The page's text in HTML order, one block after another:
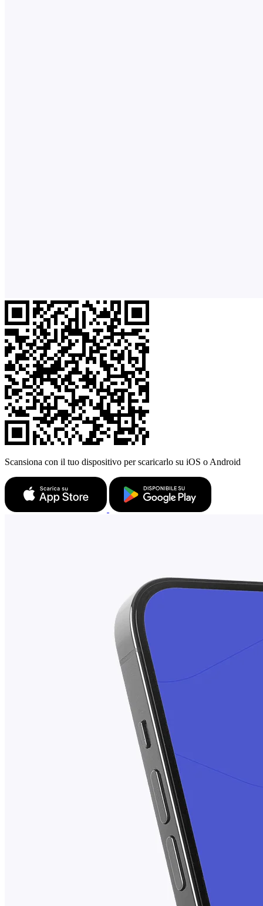
Scansiona con il tuo dispositivo per scaricarlo su iOS o Android